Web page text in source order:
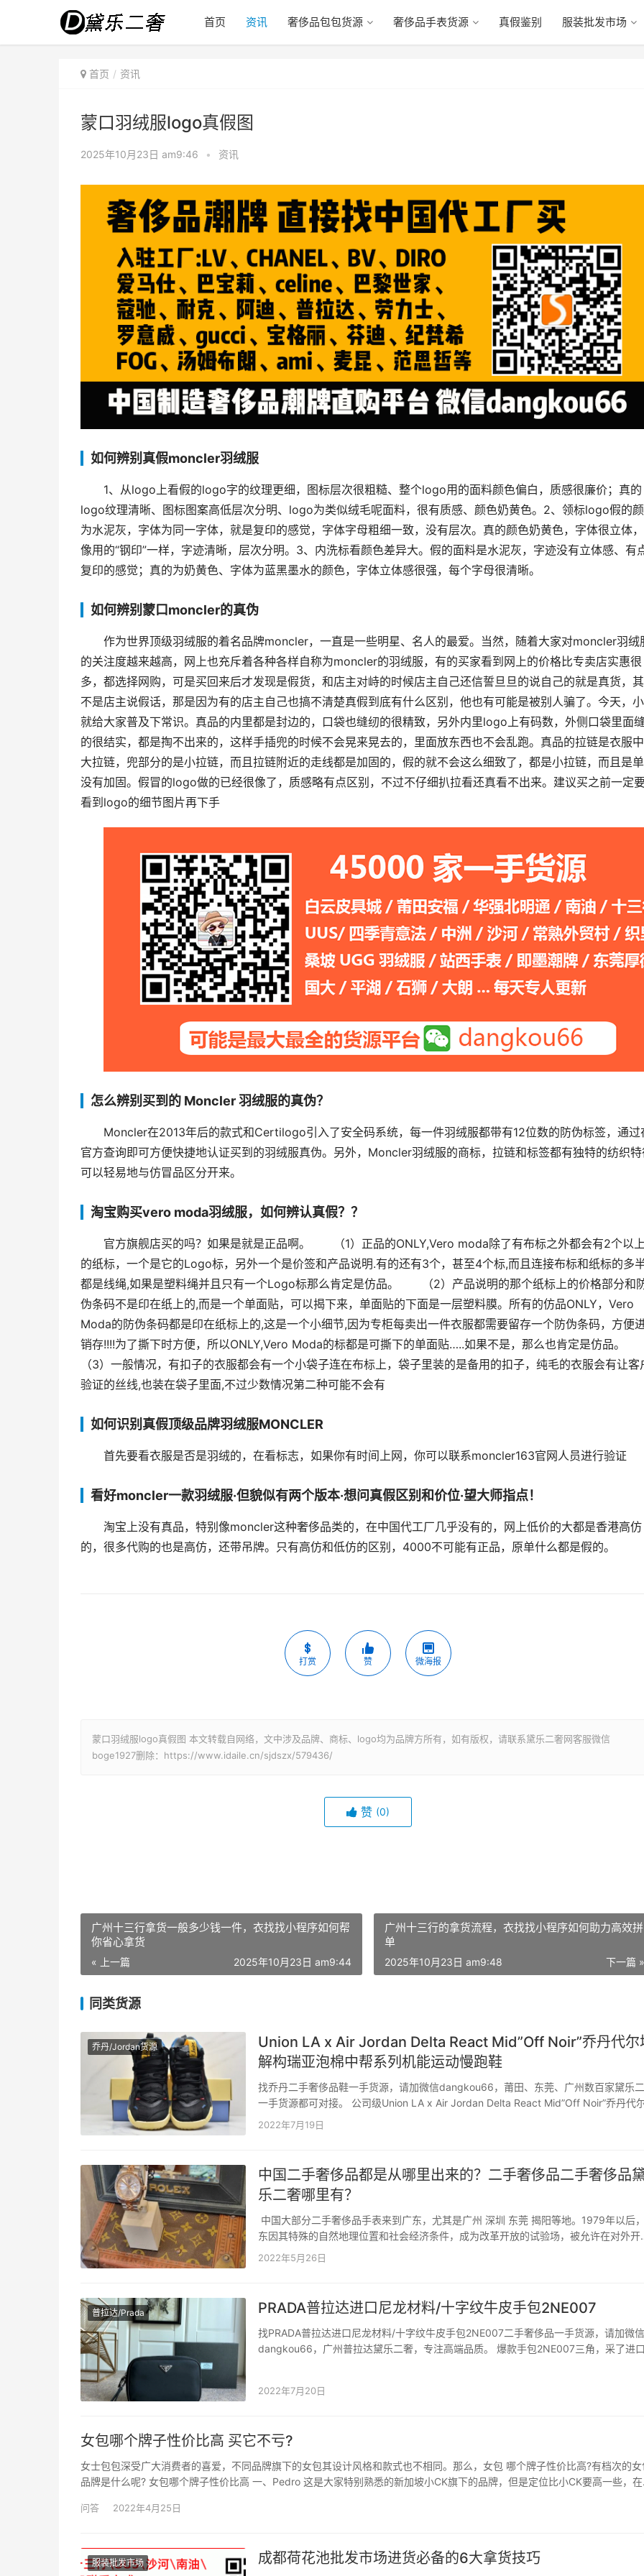
首页 资讯 奢侈品包包货源 奢侈品手表货源 真假鉴别 服装批发市场
首页 资讯
蒙口羽绒服logo真假图
2025年10月23日 am9:46 • 资讯
如何辨别真假moncler羽绒服
1、从logo上看假的logo字的纹理更细，图标层次很粗糙、整个logo用的面料颜色偏白，质感很廉价；真的
logo纹理清晰、图标图案高低层次分明、logo为类似绒毛呢面料，很有质感、颜色奶黄色。2、领标logo假的
为水泥灰，字体为同一字体，就是复印的感觉，字体字母粗细一致，没有层次。真的颜色奶黄色，字体很立体
像用的“钢印”一样，字迹清晰，层次分明。3、内洗标看颜色差异大。假的面料是水泥灰，字迹没有立体感、有
复印的感觉；真的为奶黄色、字体为蓝黑墨水的颜色，字体立体感很强，每个字母很清晰。
如何辨别蒙口moncler的真伪
作为世界顶级羽绒服的着名品牌moncler，一直是一些明星、名人的最爱。当然，随着大家对moncler羽绒
的关注度越来越高，网上也充斥着各种各样自称为moncler的羽绒服，有的买家看到网上的价格比专卖店实惠很
多，都选择网购，可是买回来后才发现是假货，和店主对峙的时候店主自己还信誓旦旦的说自己的就是真货，
不是店主说假话，那是因为有的店主自己也搞不清楚真假到底有什么区别，他也有可能是被别人骗了。今天，
就给大家普及下常识。真品的内里都是封边的，口袋也缝纫的很精致，另外内里logo上有码数，外侧口袋里面缝
的很结实，都是掏不出来的，这样手插兜的时候不会晃来晃去的，里面放东西也不会乱跑。真品的拉链是衣服
大拉链，兜部分的是小拉链，而且拉链附近的走线都是加固的，假的就不会这么细致了，都是小拉链，而且是
没有加固。假冒的logo做的已经很像了，质感略有点区别，不过不仔细扒拉看还真看不出来。建议买之前一定
看到logo的细节图片再下手
怎么辨别买到的 Moncler 羽绒服的真伪？
Moncler在2013年后的款式和Certilogo引入了安全码系统，每一件羽绒服都带有12位数的防伪标签，通过
官方查询即可方便快捷地认证买到的羽绒服真伪。另外，Moncler羽绒服的商标，拉链和标签都有独特的纺织特
可以轻易地与仿冒品区分开来。
淘宝购买vero moda羽绒服，如何辨认真假？？
官方旗舰店买的吗？如果是就是正品啊。　　（1）正品的ONLY,Vero moda除了有布标之外都会有2个以上
的纸标，一个是它的Logo标，另外一个是价签和产品说明.有的还有3个，甚至4个标,而且连接布标和纸标的多
都是线绳,如果是塑料绳并且只有一个Logo标那么肯定是仿品。　　（2）产品说明的那个纸标上的价格部分和
伪条码不是印在纸上的,而是一个单面贴，可以揭下来，单面贴的下面是一层塑料膜。所有的仿品ONLY，Vero
Moda的防伪条码都是印在纸标上的,这是一个小细节,因为专柜每卖出一件衣服都需要留存一个防伪条码，方便
销存!!!!为了撕下时方便，所以ONLY,Vero Moda的标都是可撕下的单面贴…..如果不是，那么也肯定是仿品。
（3）一般情况，有扣子的衣服都会有一个小袋子连在布标上，袋子里装的是备用的扣子，纯毛的衣服会有让客
验证的丝线,也装在袋子里面,不过少数情况第二种可能不会有
如何识别真假顶级品牌羽绒服MONCLER
首先要看衣服是否是羽绒的，在看标志，如果你有时间上网，你可以联系moncler163官网人员进行验证
看好moncler一款羽绒服·但貌似有两个版本·想问真假区别和价位·望大师指点！
淘宝上没有真品，特别像moncler这种奢侈品类的，在中国代工厂几乎没有的，网上低价的大都是香港高仿
的，很多代购的也是高仿，还带吊牌。只有高仿和低仿的区别，4000不可能有正品，原单什么都是假的。
打赏 赞 微海报
蒙口羽绒服logo真假图 本文转载自网络，文中涉及品牌、商标、logo均为品牌方所有，如有版权，请联系黛乐二奢网客服微信
boge1927删除：https://www.idaile.cn/sjdszx/579436/
赞 (0)
广州十三行拿货一般多少钱一件，衣找找小程序如何帮
你省心拿货
« 上一篇 2025年10月23日 am9:44
广州十三行的拿货流程，衣找找小程序如何助力高效拼
单
下一篇 »
2025年10月23日 am9:48
同类货源
乔丹/Jordan货源
Union LA x Air Jordan Delta React Mid”Off Noir”乔丹代尔
解构瑞亚泡棉中帮系列机能运动慢跑鞋
找乔丹二手奢侈品鞋一手货源，请加微信dangkou66，莆田、东莞、广州数百家黛乐
一手货源都可对接。 公司级Union LA x Air Jordan Delta React Mid”Off Noir”乔丹代
塔解构瑞亚泡棉中帮系列机能运动慢跑鞋“黑蓝红棕黄”DA1951-001今天 Union…
2022年7月19日
中国二手奢侈品都是从哪里出来的？二手奢侈品二手奢侈品
乐二奢哪里有？
中国大部分二手奢侈品手表来到广东，尤其是广州 深圳 东莞 揭阳等地。1979年以后
东因其特殊的自然地理位置和社会经济条件，成为改革开放的试验场，被允许在对外开
中实施特殊政策和灵活措施。1992年，出现了新一轮的改革开放浪潮。珠江三角洲的改
2022年5月26日
普拉达/Prada PRADA普拉达进口尼龙材料/十字纹牛皮手包2NE007
找PRADA普拉达进口尼龙材料/十字纹牛皮手包2NE007二手奢侈品一手货源，请加微信
dangkou66，广州普拉达黛乐二奢，专注高端品质。 爆款手包2NE007三角，采了进
2022年7月20日
女包哪个牌子性价比高 买它不亏?
女士包包深受广大消费者的喜爱，不同品牌旗下的女包其设计风格和款式也不相同。那么，女包 哪个牌子性价比高?有档次的女
品牌是什么呢? 女包哪个牌子性价比高 一、Pedro 这是大家特别熟悉的新加坡小CK旗下的品牌，但是定位比小CK要高一些，在
问答 2022年4月25日
服装批发市场 成都荷花池批发市场进货必备的6大拿货技巧